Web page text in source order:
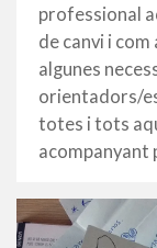
professional
de canvi i
algunes
orientadors/
totes i tots
acompanyant